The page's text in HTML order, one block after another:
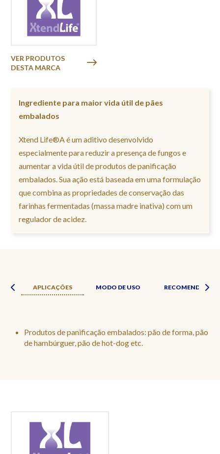
VER PRODUTOS
DESTA MARCA
Ingrediente para maior vida útil de pães
embalados
Xtend Life®A é um aditivo desenvolvido
especialmente para reduzir a presença de fungos e
aumentar a vida útil de produtos de panificação
embalados. Sua ação está baseada em uma formulação
que combina as propriedades de conservação das
farinhas fermentadas (massa madre inativa) com um
regulador de acidez.
APLICAÇÕES MODO DE USO
Produtos de panificação embalados: pão de forma, pão
de hambúrguer, pão de hot-dog etc.